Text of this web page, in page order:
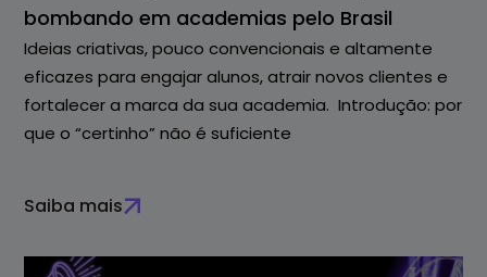
bombando em academias pelo Brasil
Ideias criativas, pouco convencionais e altamente
eficazes para engajar alunos, atrair novos clientes e
fortalecer a marca da sua academia. Introdução: por
que o “certinho” não é suficiente
Saiba mais